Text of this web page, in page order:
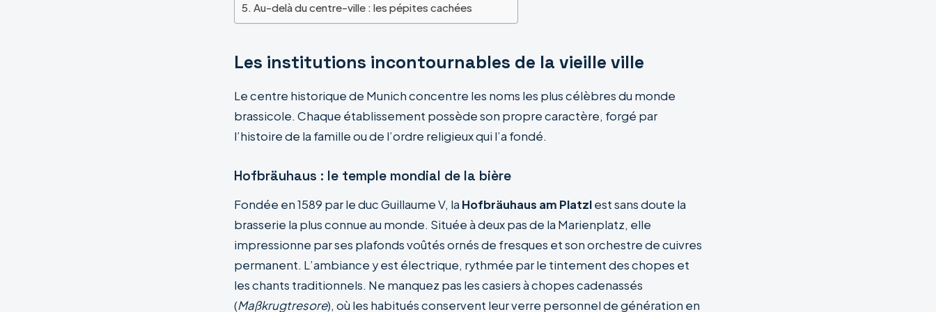
Au-delà du centre-ville : les pépites cachées
Les institutions incontournables de la vieille ville
Le centre historique de Munich concentre les noms les plus célèbres du monde
brassicole. Chaque établissement possède son propre caractère, forgé par
l’histoire de la famille ou de l’ordre religieux qui l’a fondé.
Hofbräuhaus : le temple mondial de la bière
Fondée en 1589 par le duc Guillaume V, la Hofbräuhaus am Platzlest sans doute la
brasserie la plus connue au monde. Située à deux pas de la Marienplatz, elle
impressionne par ses plafonds voûtés ornés de fresques et son orchestre de cuivres
permanent. L’ambiance y est électrique, rythmée par le tintement des chopes et
les chants traditionnels. Ne manquez pas les casiers à chopes cadenassés
(Maßkrugtresore), où les habitués conservent leur verre personnel de génération en